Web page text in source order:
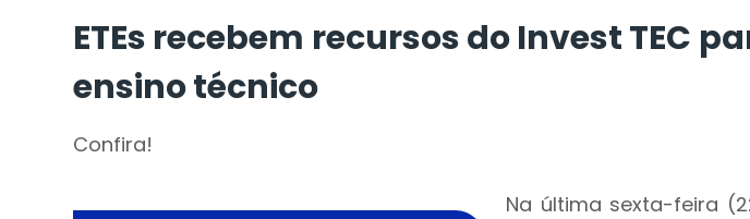
ETEs recebem recursos do Invest TEC
ensino técnico
Confira!
Na última sexta-feira